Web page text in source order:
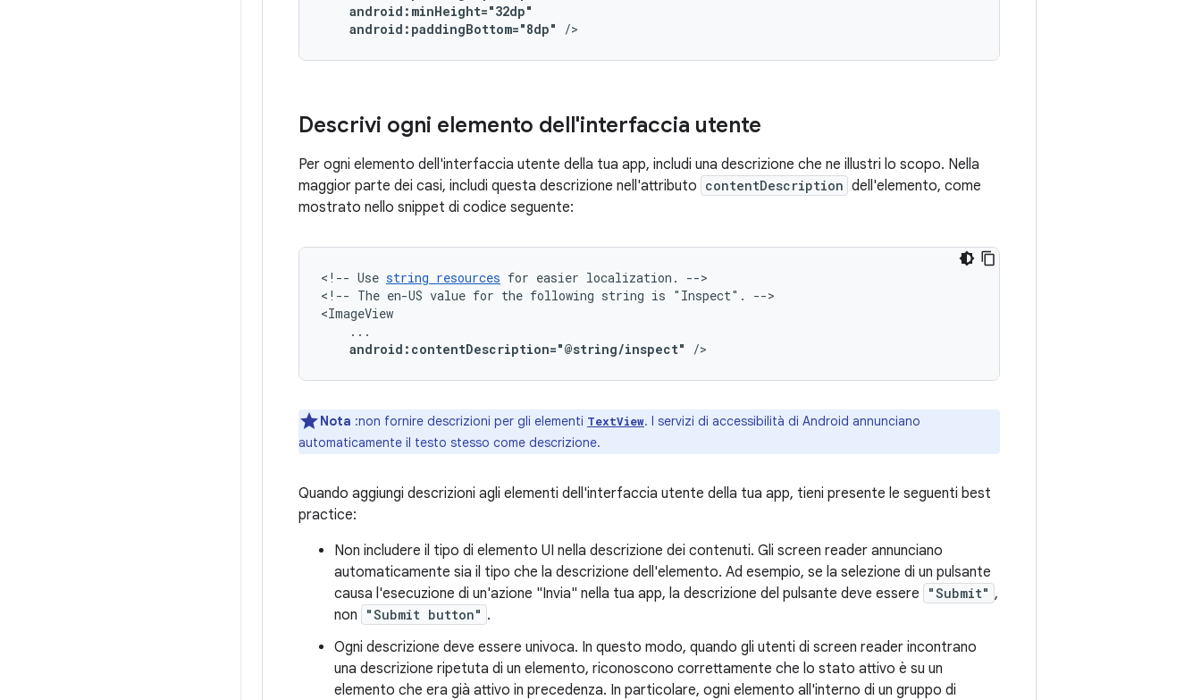
android:paddingBottom="8dp"
/>
Descrivi ogni elemento dell'interfaccia utente
Per ogni elemento dell'interfaccia utente della tua app, includi una descrizione che ne illustri lo scopo. Nella
maggior parte dei casi, includi questa descrizione nell'attributo contentDescription dell'elemento, come
mostrato nello snippet di codice seguente:
<!-- Use string resources for easier localization.
-->
<!-- The en-US value for the following string is "Inspect".
-->
android:contentDescription="@string/inspect"
/>
Nota :non fornire descrizioni per gli elementi TextView. I servizi di accessibilità di Android annunciano
automaticamente il testo stesso come descrizione.
Quando aggiungi descrizioni agli elementi dell'interfaccia utente della tua app, tieni presente le seguenti best
practice:
Non includere il tipo di elemento UI nella descrizione dei contenuti. Gli screen reader annunciano
automaticamente sia il tipo che la descrizione dell'elemento. Ad esempio, se la selezione di un pulsante
causa l'esecuzione di un'azione "Invia" nella tua app, la descrizione del pulsante deve essere
"Submit" ,
non
"Submit button" .
Ogni descrizione deve essere univoca. In questo modo, quando gli utenti di screen reader incontrano
una descrizione ripetuta di un elemento, riconoscono correttamente che lo stato attivo è su un
elemento che era già attivo in precedenza. In particolare, ogni elemento all'interno di un gruppo di